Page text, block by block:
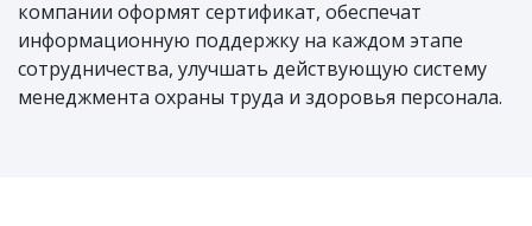
компании оформят сертификат, обеспечат
информационную поддержку на каждом этапе
сотрудничества, улучшать действующую систему
менеджмента охраны труда и здоровья персонала.